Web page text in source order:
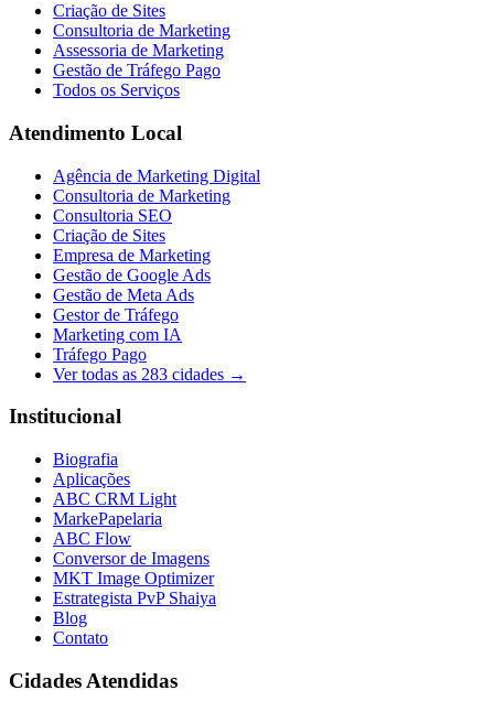
Criação de Sites
Consultoria de Marketing
Assessoria de Marketing
Gestão de Tráfego Pago
Todos os Serviços
Atendimento Local
Agência de Marketing Digital
Consultoria de Marketing
Consultoria SEO
Criação de Sites
Empresa de Marketing
Gestão de Google Ads
Gestão de Meta Ads
Gestor de Tráfego
Marketing com IA
Tráfego Pago
Ver todas as 283 cidades →
Institucional
Biografia
Aplicações
ABC CRM Light
MarkePapelaria
ABC Flow
Conversor de Imagens
MKT Image Optimizer
Estrategista PvP Shaiya
Blog
Contato
Cidades Atendidas